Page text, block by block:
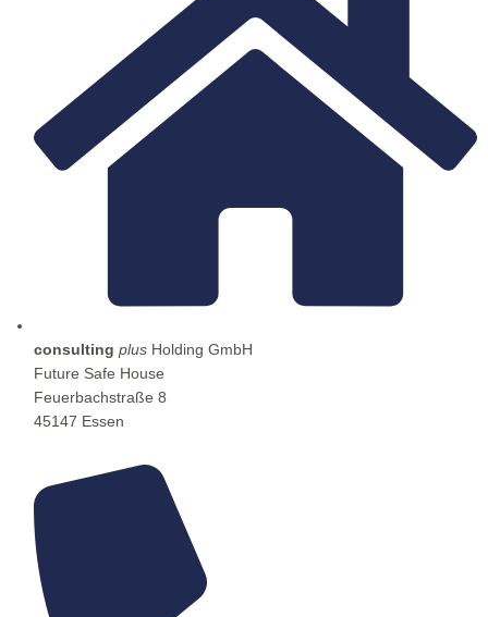
consulting plus Holding GmbH
Future Safe House
Feuerbachstraße 8
45147 Essen